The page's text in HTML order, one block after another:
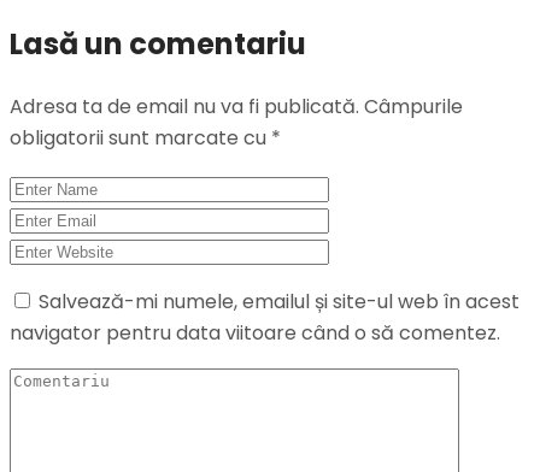
Lasă un comentariu
Adresa ta de email nu va fi publicată. Câmpurile
obligatorii sunt marcate cu *
Salvează-mi numele, emailul și site-ul web în acest
navigator pentru data viitoare când o să comentez.